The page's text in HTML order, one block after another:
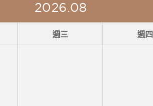
2026.08
週三 週四